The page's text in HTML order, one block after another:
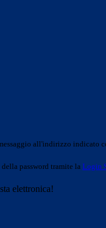
all'indirizzo indicato
password tramite la Login
elettronica!